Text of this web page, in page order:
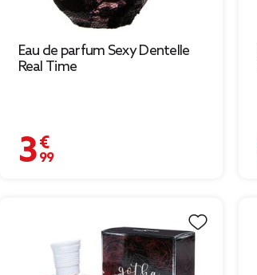
Eau de parfum Sexy Dentelle
Real Time
3,99 €